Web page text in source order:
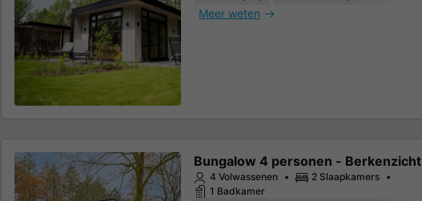
Meer weten
Bungalow 4 personen - Berkenzicht
4 Volwassenen
2 Slaapkamers
1 Badkamer